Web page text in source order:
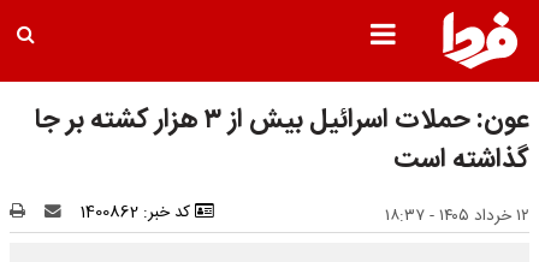
عون: حملات اسرائیل بیش از ۳ هزار کشته بر جا
گذاشته است
۱۲ خرداد ۱۴۰۵ - ۱۸:۳۷ کد خبر: 1400862